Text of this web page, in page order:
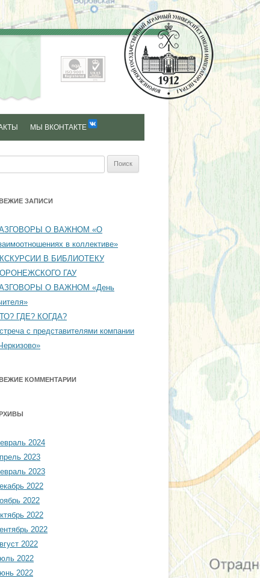
МЫ ВКОНТАКТЕ
ЗАПИСИ
О ВАЖНОМ «О
в коллективе»
В БИБЛИОТЕКУ
ГАУ
О ВАЖНОМ «День
ГДЕ? КОГДА?
с представителями компании
КОММЕНТАРИИ
2024
2023
2023
2022
2022
2022
2022
2022
2022
2022